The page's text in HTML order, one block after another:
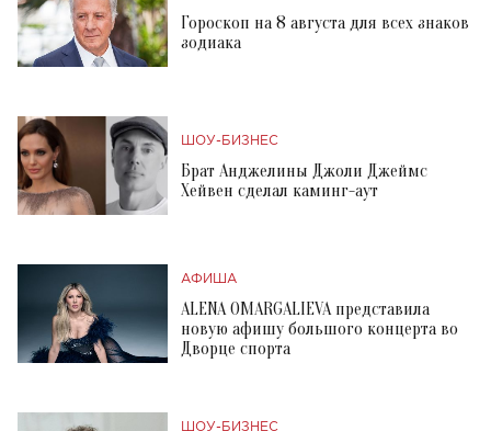
Гороскоп на 8 августа для всех знаков
зодиака
ШОУ-БИЗНЕС
Брат Анджелины Джоли Джеймс
Хейвен сделал каминг-аут
АФИША
ALENA OMARGALIEVA представила
новую афишу большого концерта во
Дворце спорта
ШОУ-БИЗНЕС